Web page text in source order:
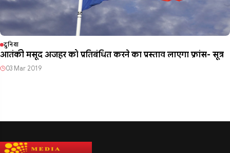
दुनिया
आतंकी मसूद अजहर को प्रतिबंधित करने का प्रस्ताव लाएगा फ्रांस- सूत्र
03 Mar 2019